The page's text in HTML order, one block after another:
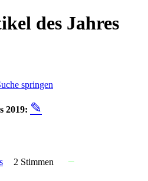
des Jahres
springen
2019: ✎
2 Stimmen